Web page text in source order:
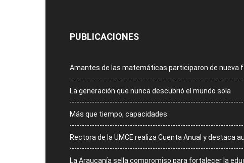
PUBLICACIONES
Amantes de las matemáticas participaron de nueva
La generación que nunca descubrió el mundo sola
Más que tiempo, capacidades
Rectora de la UMCE realiza Cuenta Anual y destaca
La Araucanía sella compromiso para fortalecer la